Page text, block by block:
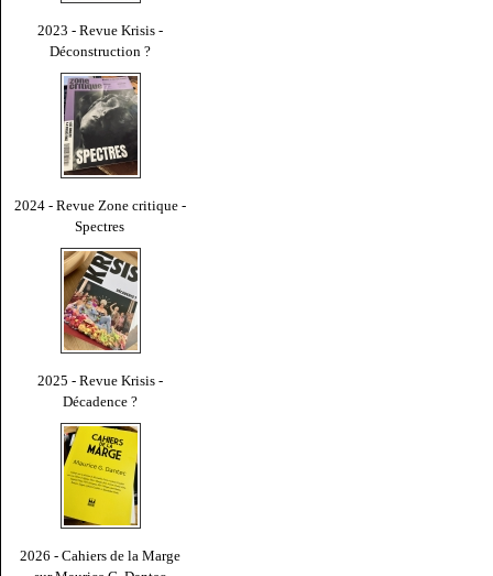
2023 - Revue Krisis -
Déconstruction ?
2024 - Revue Zone critique -
Spectres
2025 - Revue Krisis -
Décadence ?
2026 - Cahiers de la Marge